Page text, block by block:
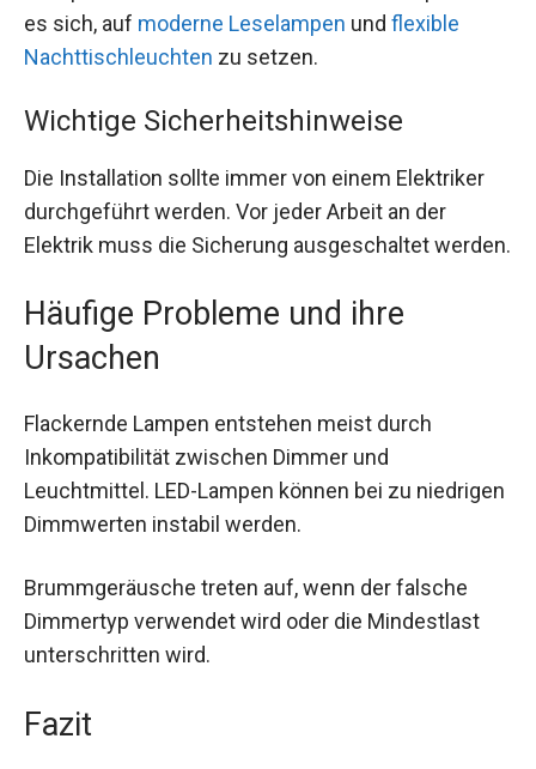
es sich, auf moderne Leselampen und flexible
Nachttischleuchten zu setzen.
Wichtige Sicherheitshinweise
Die Installation sollte immer von einem Elektriker
durchgeführt werden. Vor jeder Arbeit an der
Elektrik muss die Sicherung ausgeschaltet werden.
Häufige Probleme und ihre
Ursachen
Flackernde Lampen entstehen meist durch
Inkompatibilität zwischen Dimmer und
Leuchtmittel. LED-Lampen können bei zu niedrigen
Dimmwerten instabil werden.
Brummgeräusche treten auf, wenn der falsche
Dimmertyp verwendet wird oder die Mindestlast
unterschritten wird.
Fazit